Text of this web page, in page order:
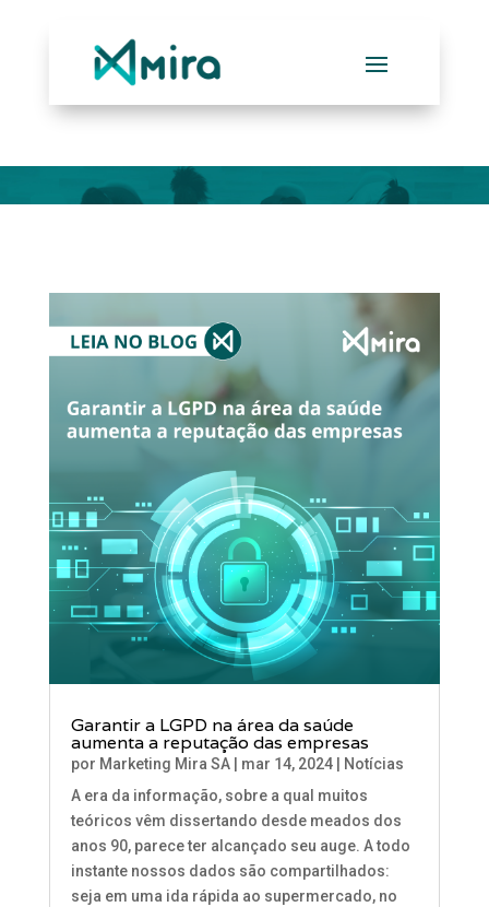
Garantir a LGPD na área da saúde
aumenta a reputação das empresas
por Marketing Mira SA| mar 14, 2024|
Notícias
A era da informação, sobre a qual muitos
teóricos vêm dissertando desde meados dos
anos 90, parece ter alcançado seu auge. A todo
instante nossos dados são compartilhados:
seja em uma ida rápida ao supermercado, no